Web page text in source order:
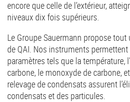
encore que celle de l’extérieur,
niveaux dix fois supérieurs.
Le Groupe Sauermann propose
de QAI. Nos instruments
paramètres tels que la température,
carbone, le monoxyde de carbone,
relevage de condensats assurent
condensats et des particules.